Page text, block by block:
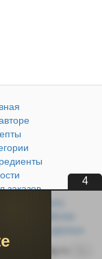
3
заказов
книга
обработки
данных